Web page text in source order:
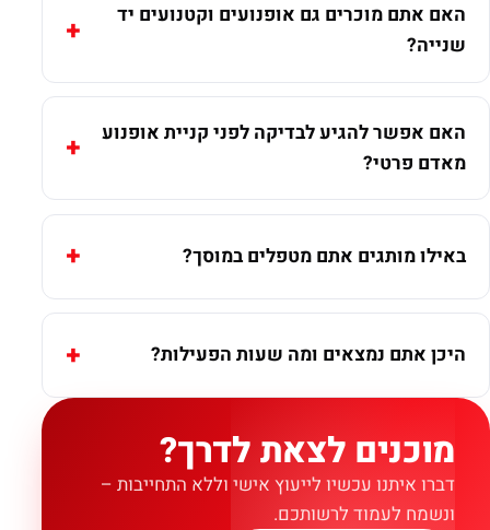
האם אתם מוכרים גם אופנועים וקטנועים יד
שנייה?
האם אפשר להגיע לבדיקה לפני קניית אופנוע
מאדם פרטי?
באילו מותגים אתם מטפלים במוסך?
היכן אתם נמצאים ומה שעות הפעילות?
מוכנים לצאת לדרך?
דברו איתנו עכשיו לייעוץ אישי וללא התחייבות –
ונשמח לעמוד לרשותכם.